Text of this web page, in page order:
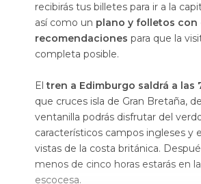
recibirás tus billetes para ir a la
así como un plano y folletos con
recomendaciones para que la
completa posible.
Eltren a Edimburgo saldrá a las
que cruces isla de Gran Bretaña,
ventanilla podrás disfrutar del
característicos campos ingleses y
vistas de la costa británica.
menos de cinco horas estarás en
escocesa.